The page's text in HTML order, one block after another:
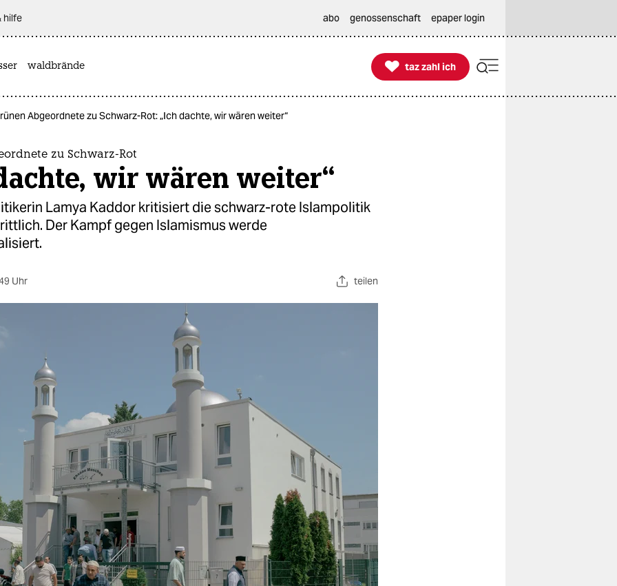
hilfe abo genossenschaft epaper login
waldbrände 
taz zahl ich
taz zahl ich
Abgeordnete zu Schwarz-Rot: „Ich dachte, wir wären weiter“
zu Schwarz-Rot
wir wären weiter“
Lamya Kaddor kritisiert die schwarz-rote Islampolitik
Der Kampf gegen Islamismus werde
Uhr teilen